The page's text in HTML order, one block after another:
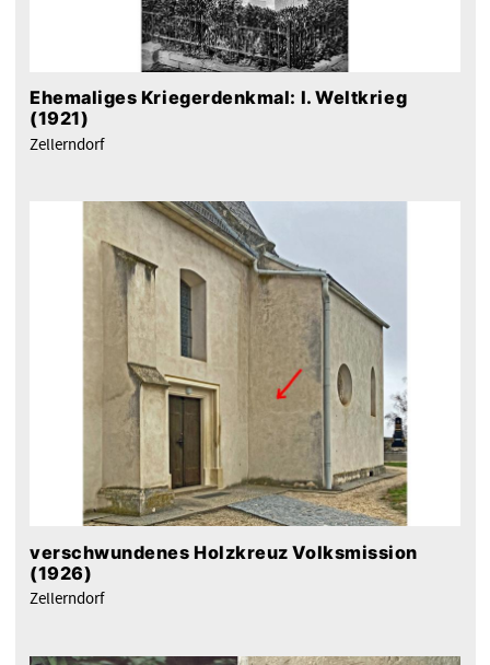
Ehemaliges Kriegerdenkmal: I. Weltkrieg
(1921)
Zellerndorf
verschwundenes Holzkreuz Volksmission
(1926)
Zellerndorf